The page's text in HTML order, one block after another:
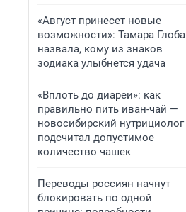
«Август принесет новые
возможности»: Тамара Глоба
назвала, кому из знаков
зодиака улыбнется удача
«Вплоть до диареи»: как
правильно пить иван-чай —
новосибирский нутрициолог
подсчитал допустимое
количество чашек
Переводы россиян начнут
блокировать по одной